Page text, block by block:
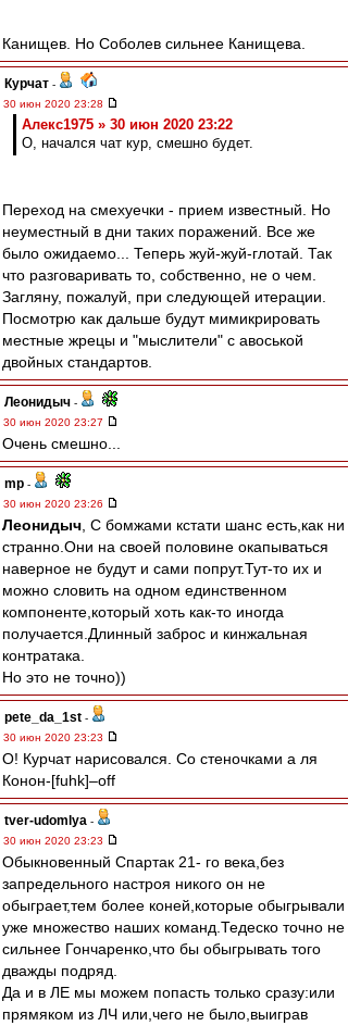
Канищев. Но Соболев сильнее Канищева.
Курчат -
30 июн 2020 23:28
Алекс1975 » 30 июн 2020 23:22
О, начался чат кур, смешно будет.
Переход на смехуечки - прием известный. Но
неуместный в дни таких поражений. Все же
было ожидаемо... Теперь жуй-жуй-глотай. Так
что разговаривать то, собственно, не о чем.
Загляну, пожалуй, при следующей итерации.
Посмотрю как дальше будут мимикрировать
местные жрецы и "мыслители" с авоськой
двойных стандартов.
Леонидыч -
30 июн 2020 23:27
Очень смешно...
mp -
30 июн 2020 23:26
Леонидыч , С бомжами кстати шанс есть,как ни
странно.Они на своей половине окапываться
наверное не будут и сами попрут.Тут-то их и
можно словить на одном единственном
компоненте,который хоть как-то иногда
получается.Длинный заброс и кинжальная
контратака.
Но это не точно))
pete_da_1st -
30 июн 2020 23:23
O! Курчат нарисовался. Со стеночками а ля
Конон-[fuhk]–off
tver-udomlya -
30 июн 2020 23:23
Обыкновенный Спартак 21- го века,без
запредельного настроя никого он не
обыграет,тем более коней,которые обыгрывали
уже множество наших команд.Тедеско точно не
сильнее Гончаренко,что бы обыгрывать того
дважды подряд.
Да и в ЛЕ мы можем попасть только сразу:или
прямяком из ЛЧ или,чего не было,выиграв